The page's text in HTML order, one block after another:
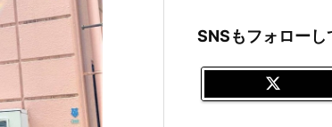
SNSもフォローし